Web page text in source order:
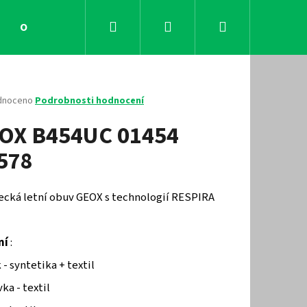
Obchodní podmínky KontaktyPřihlášení
Podrobnosti hodnocení
B454UC 01454
letní obuv GEOX s technologií RESPIRA
:
- syntetika + textil
- textil